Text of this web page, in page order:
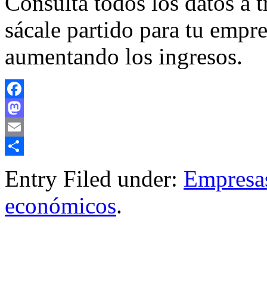
sácale partido para tu
aumentando los ingresos.
Facebook
Mastodon
Email
Entry Filed under:
económicos.